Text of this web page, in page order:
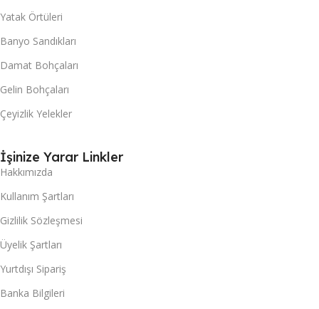
Yatak Örtüleri
Banyo Sandıkları
Damat Bohçaları
Gelin Bohçaları
Çeyizlik Yelekler
İşinize Yarar Linkler
Hakkımızda
Kullanım Şartları
Gizlilik Sözleşmesi
Üyelik Şartları
Yurtdışı Sipariş
Banka Bilgileri